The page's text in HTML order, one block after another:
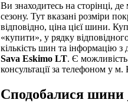
Ви знаходитесь на сторінці,
сезону. Тут вказані розміри
відповідно, ціна цієї шини.
«купити», у рядку
кількість шин та інформацію
Sava Eskimo LT. Є
консультації за телефоном у
Сподобалися шини